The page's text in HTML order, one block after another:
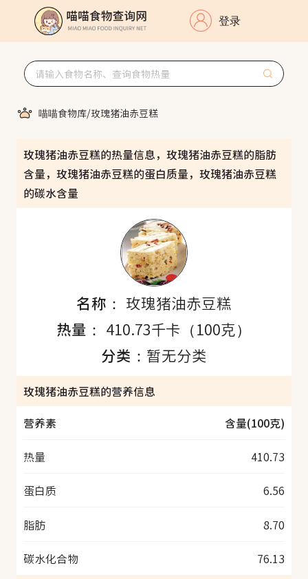
登录
喵喵食物库/玫瑰猪油赤豆糕
玫瑰猪油赤豆糕的热量信息，玫瑰猪油赤豆糕的脂肪
含量，玫瑰猪油赤豆糕的蛋白质量，玫瑰猪油赤豆糕
的碳水含量
名称： 玫瑰猪油赤豆糕
热量： 410.73千卡（100克）
分类： 暂无分类
玫瑰猪油赤豆糕的营养信息
营养素
含量(100克)
热量 410.73
蛋白质 6.56
脂肪 8.70
碳水化合物
76.13